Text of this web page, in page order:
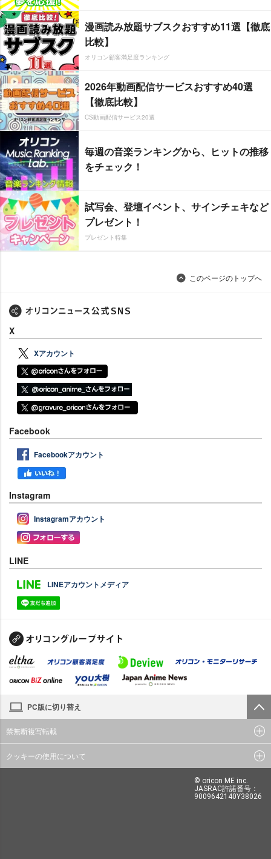
漫画読み放題サブスクおすすめ11選【徹底
比較】
オリコン顧客満足度ランキング
2026年動画配信サービスおすすめ40選
【徹底比較】
CS動画配信サービス20選
毎週の音楽ランキングから、ヒットの推移
をチェック！
試写会、登壇イベント、サインチェキなど
プレゼント！
プレゼント特集
このページのトップへ
X
Xアカウント
Facebook
Facebookアカウント
Instagram
Instagramアカウント
LINE
LINEアカウントメディア
PC版に切り替え
禁無断複写転載
クッキーの使用について
© oricon ME inc.
JASRAC許諾番号：
9009642140Y38026